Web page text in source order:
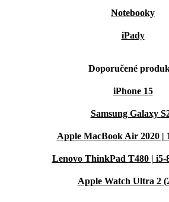
Notebooky
iPady
Doporučené
iPhone 15
Samsung Galaxy
Apple MacBook Air 2020 |
Lenovo ThinkPad T480 | i5-
Apple Watch Ultra 2